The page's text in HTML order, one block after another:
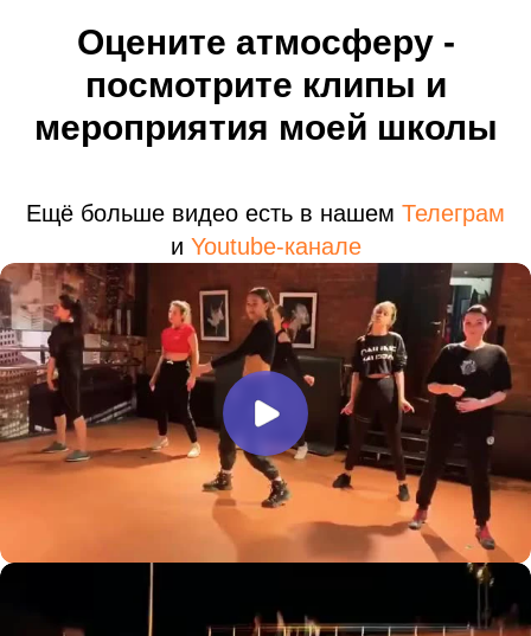
Оцените атмосферу -
посмотрите клипы и
мероприятия моей школы
Ещё больше видео есть в нашем Телеграм
и Youtube-канале